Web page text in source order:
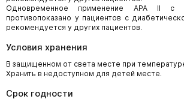
Одновременное применение АРА II с
противопоказано у пациентов с
рекомендуется у других пациентов.
Условия хранения
В защищенном от света месте при
Хранить в недоступном для детей месте.
Срок годности